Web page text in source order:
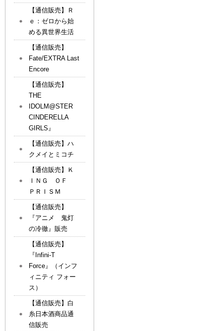
【通信販売】Ｒ
ｅ：ゼロから始
める異世界生活
【通信販売】
Fate/EXTRA Last
Encore
【通信販売】
THE
IDOLM@STER
CINDERELLA
GIRLS』
【通信販売】ハ
クメイとミコチ
【通信販売】Ｋ
ＩＮＧ ＯＦ
ＰＲＩＳＭ
【通信販売】
『アニメ 鬼灯
の冷徹』販売
【通信販売】
『Infini-T
Force』（インフ
ィニティ フォー
ス）
【通信販売】白
糸日本酒商品通
信販売